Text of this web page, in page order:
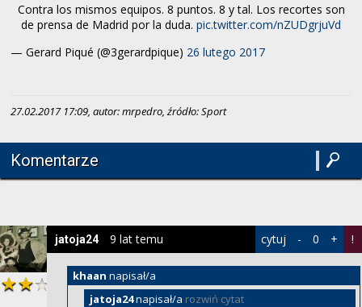
Contra los mismos equipos. 8 puntos. 8 y tal. Los recortes son
de prensa de Madrid por la duda. pic.twitter.com/nZUDgrjuVd
— Gerard Piqué (@3gerardpique) 26 lutego 2017
27.02.2017 17:09, autor: mrpedro, źródło: Sport
Komentarze
khaan napisał/a
jatoja24napisał/a rozwiń cytat
jatoja24 9 lat temu cytuj - 0 + !